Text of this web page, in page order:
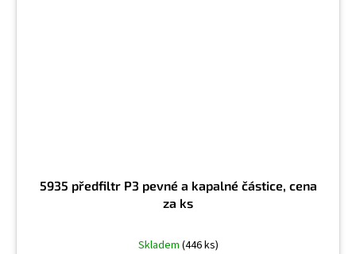
5935 předfiltr P3 pevné a kapalné částice, cena
za ks
Skladem (446 ks)